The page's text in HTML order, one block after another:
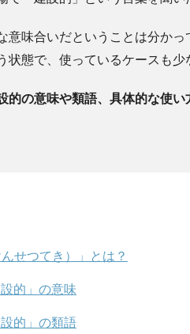
意味合いだということは分か
状態で、使っているケースも少
的の意味や類語、具体的な使
せつてき）」とは？
設的」の意味
設的」の類語